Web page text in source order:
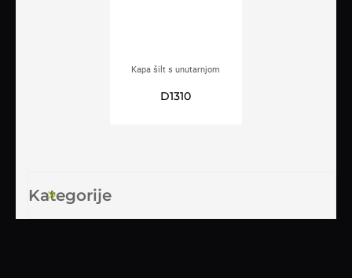
Kapa šilt s unutarnjom
crna
D1310
Kategorije